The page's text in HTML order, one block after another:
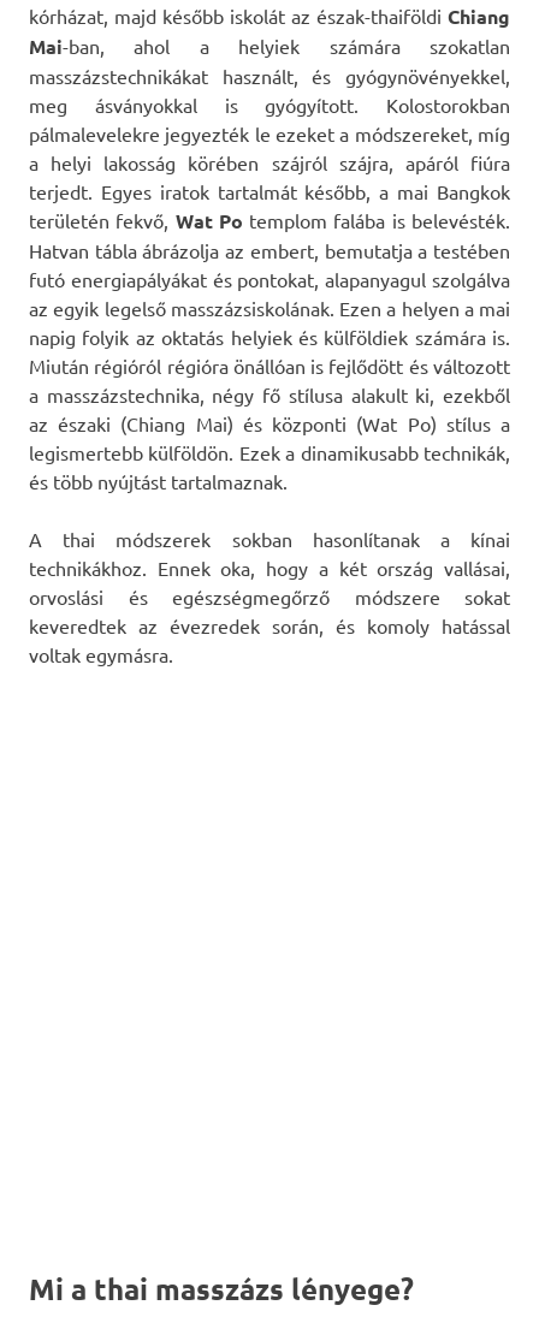
kórházat, majd később iskolát az észak-thaiföldi Chiang
Mai-ban, ahol a helyiek számára szokatlan
masszázstechnikákat használt, és gyógynövényekkel,
meg ásványokkal is gyógyított. Kolostorokban
pálmalevelekre jegyezték le ezeket a módszereket, míg
a helyi lakosság körében szájról szájra, apáról fiúra
terjedt. Egyes iratok tartalmát később, a mai Bangkok
területén fekvő, Wat Po templom falába is belevésték.
Hatvan tábla ábrázolja az embert, bemutatja a testében
futó energiapályákat és pontokat, alapanyagul szolgálva
az egyik legelső masszázsiskolának. Ezen a helyen a mai
napig folyik az oktatás helyiek és külföldiek számára is.
Miután régióról régióra önállóan is fejlődött és változott
a masszázstechnika, négy fő stílusa alakult ki, ezekből
az északi (Chiang Mai) és központi (Wat Po) stílus a
legismertebb külföldön. Ezek a dinamikusabb technikák,
és több nyújtást tartalmaznak.
A thai módszerek sokban hasonlítanak a kínai
technikákhoz. Ennek oka, hogy a két ország vallásai,
orvoslási és egészségmegőrző módszere sokat
keveredtek az évezredek során, és komoly hatással
voltak egymásra.
Mi a thai masszázs lényege?